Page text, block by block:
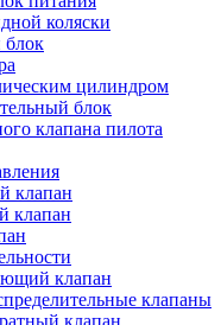
коляски
блок
цилиндром
блок
клапана пилота
клапан
клапан
клапан
клапаны